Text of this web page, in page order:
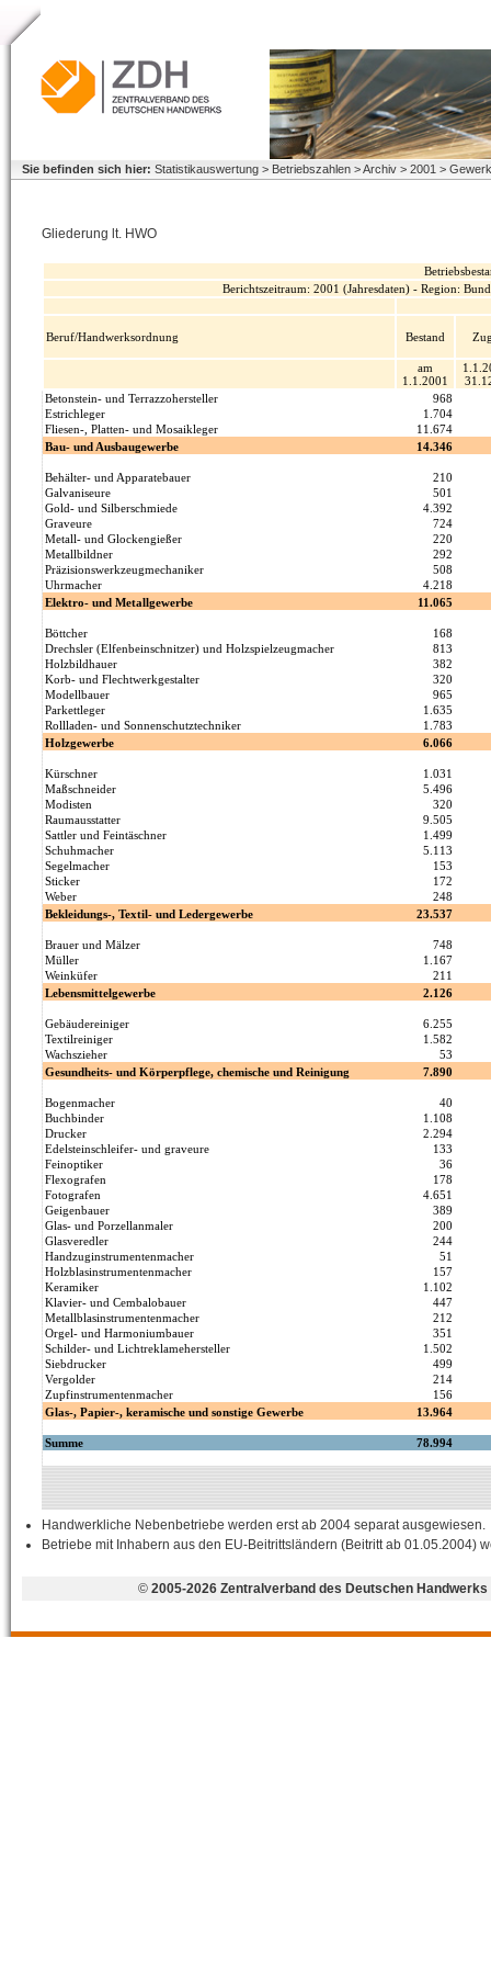
Sie befinden sich hier: Statistikauswertung > Betriebszahlen > Archiv > 2001 >
Gliederung lt. HWO
Handwerkliche Nebenbetriebe werden erst ab 2004 separat ausgewiesen.
Betriebe mit Inhabern aus den EU-Beitrittsländern (Beitritt ab 01.05.2004)
© 2005-2026 Zentralverband des Deutschen Handwerks